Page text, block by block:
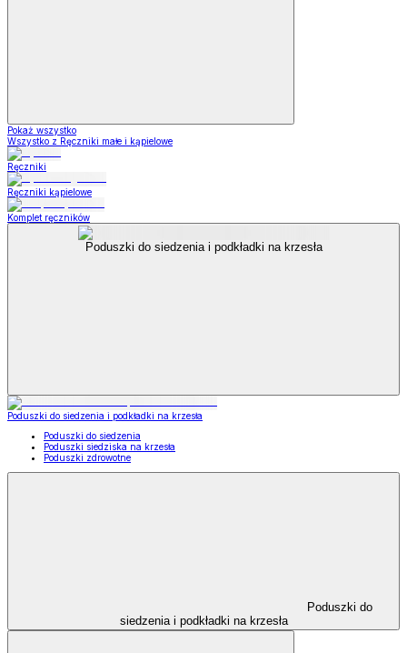
Pokaż wszystko
Wszystko z Ręczniki małe i kąpielowe
Ręczniki
Ręczniki kąpielowe
Komplet ręczników
Poduszki do siedzenia i podkładki na krzesła
Poduszki do siedzenia i podkładki na krzesła
Poduszki do siedzenia
Poduszki siedziska na krzesła
Poduszki zdrowotne
Poduszki do
siedzenia i podkładki na krzesła